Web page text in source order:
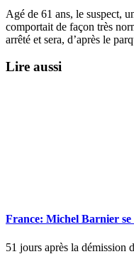
Agé de 61 ans, le suspect,
comportait de façon très
arrêté et sera, d’après le
Lire aussi
France: Michel Barnier
51 jours après la démission